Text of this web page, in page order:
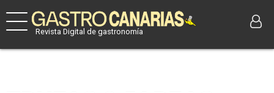
Revista Digital de gastronomía